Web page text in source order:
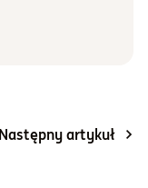
Następny artykuł